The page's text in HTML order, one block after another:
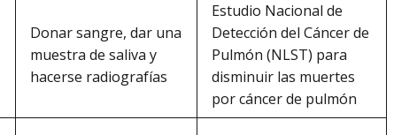
Donar sangre, dar una
muestra de saliva y
hacerse radiografías
Estudio Nacional de
Detección del Cáncer de
Pulmón (NLST) para
disminuir las muertes
por cáncer de pulmón